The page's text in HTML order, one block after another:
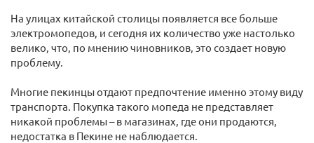
На улицах китайской столицы появляется все больше
электромопедов, и сегодня их количество уже настолько
велико, что, по мнению чиновников, это создает новую
проблему.
Многие пекинцы отдают предпочтение именно этому виду
транспорта. Покупка такого мопеда не представляет
никакой проблемы – в магазинах, где они продаются,
недостатка в Пекине не наблюдается.